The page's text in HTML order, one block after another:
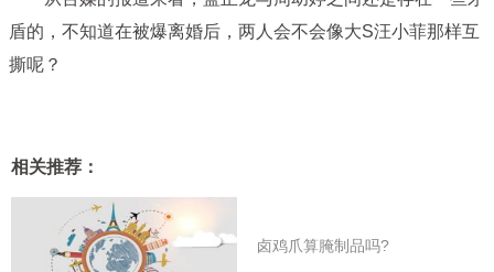
盾的，不知道在被爆离婚后，两人会不会像大S汪小菲那样互
撕呢？
相关推荐：
卤鸡爪算腌制品吗?